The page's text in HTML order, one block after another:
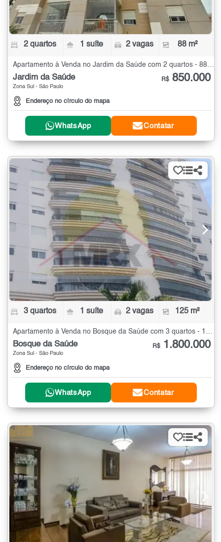
2 quartos 1 suíte 2 vagas 88 m²
Apartamento à Venda no Jardim da Saúde com 2 quartos - 88 m²
Jardim da Saúde
Zona Sul - São Paulo
Endereço no círculo do mapa
R$ 850.000
WhatsApp Contatar
3 quartos 1 suíte 2 vagas 125 m²
Apartamento à Venda no Bosque da Saúde com 3 quartos - 125 m²
Bosque da Saúde
Zona Sul - São Paulo
Endereço no círculo do mapa
R$ 1.800.000
WhatsApp Contatar